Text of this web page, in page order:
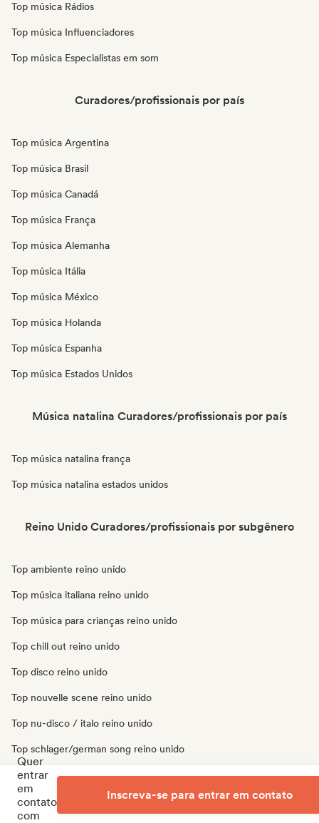
Top música Rádios
Top música Influenciadores
Top música Especialistas em som
Curadores/profissionais por país
Top música Argentina
Top música Brasil
Top música Canadá
Top música França
Top música Alemanha
Top música Itália
Top música México
Top música Holanda
Top música Espanha
Top música Estados Unidos
Música natalina Curadores/profissionais por país
Top música natalina frança
Top música natalina estados unidos
Reino Unido Curadores/profissionais por subgênero
Top ambiente reino unido
Top música italiana reino unido
Top música para crianças reino unido
Top chill out reino unido
Top disco reino unido
Top nouvelle scene reino unido
Top nu-disco / italo reino unido
Top schlager/german song reino unido
Top techno reino unido
Top chanson française/variété reino unido
Quer
entrar
em
contato
com
Inscreva-se para entrar em contato